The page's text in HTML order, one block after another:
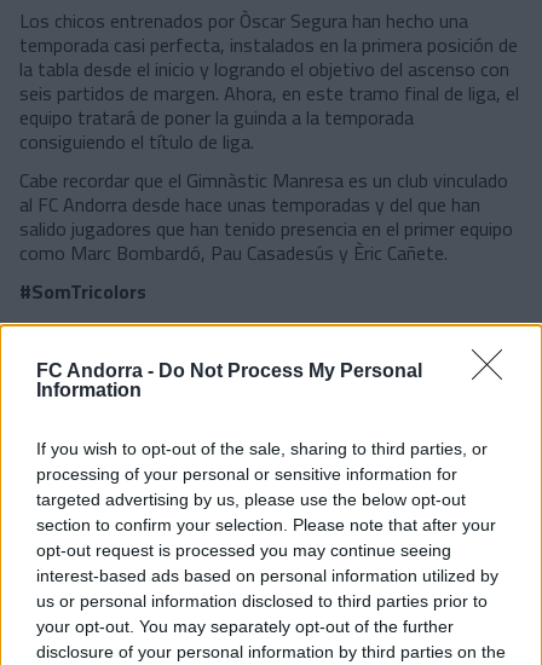
FC Andorra - Do Not Process My Personal
Information
If you wish to opt-out of the sale, sharing to third parties, or
processing of your personal or sensitive information for
targeted advertising by us, please use the below opt-out
section to confirm your selection. Please note that after your
opt-out request is processed you may continue seeing
interest-based ads based on personal information utilized by
us or personal information disclosed to third parties prior to
your opt-out. You may separately opt-out of the further
disclosure of your personal information by third parties on the
Los chicos entrenados por Òscar Segura han hecho una
temporada casi perfecta, instalados en la primera posición de
la tabla desde el inicio y logrando el objetivo del ascenso con
seis partidos de margen. Ahora, en este tramo final de liga, el
equipo tratará de poner la guinda a la temporada
consiguiendo el título de liga.
Cabe recordar que el Gimnàstic Manresa es un club vinculado
al FC Andorra desde hace unas temporadas y del que han
salido jugadores que han tenido presencia en el primer equipo
como Marc Bombardó, Pau Casadesús y Èric Cañete.
#SomTricolors